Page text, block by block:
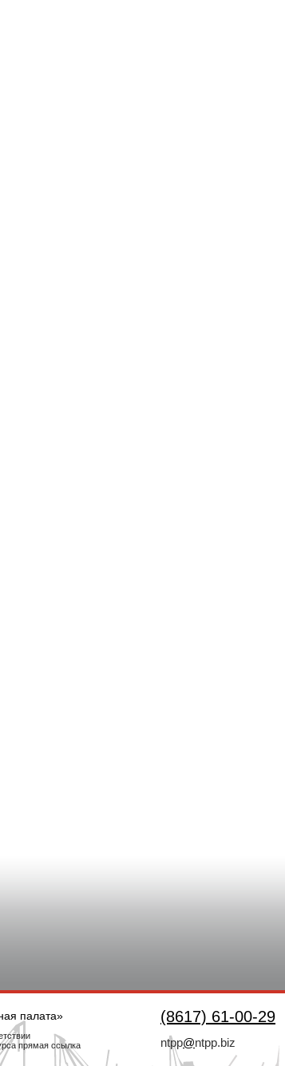
палата»
прямая ссылка
(8617) 61-00-29
ntpp@ntpp.biz